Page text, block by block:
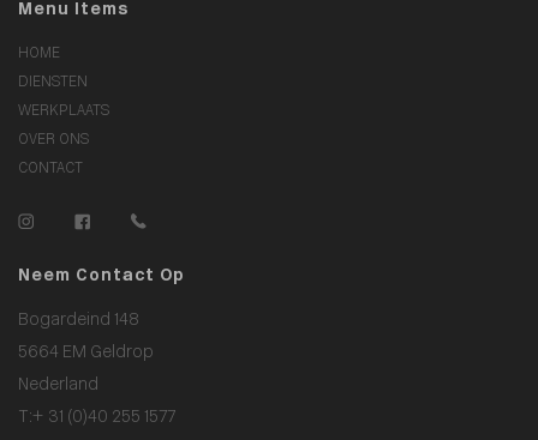
Menu Items
HOME
DIENSTEN
WERKPLAATS
OVER ONS
CONTACT
Neem Contact Op
Bogardeind 148
5664 EM Geldrop
Nederland
T:+ 31 (0)40 255 1577